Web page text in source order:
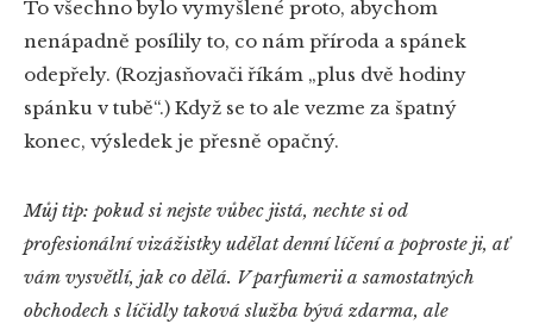
To všechno bylo vymyšlené proto, abychom
nenápadně posílily to, co nám příroda a spánek
odepřely. (Rozjasňovači říkám „plus dvě hodiny
spánku v tubě“.) Když se to ale vezme za špatný
konec, výsledek je přesně opačný.
Můj tip: pokud si nejste vůbec jistá, nechte si od
profesionální vizážistky udělat denní líčení a poproste ji, ať
vám vysvětlí, jak co dělá. V parfumerii a samostatných
obchodech s líčidly taková služba bývá zdarma, ale